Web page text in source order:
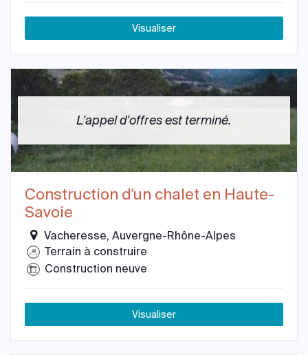
Visualiser
L'appel d'offres est terminé.
Construction d'un chalet en Haute-
Savoie
Vacheresse, Auvergne-Rhône-Alpes
Terrain à construire
Construction neuve
Visualiser